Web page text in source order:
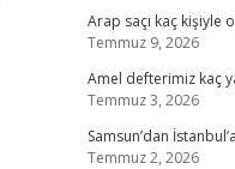
Arap saçı kaç kişiyle
Temmuz 9, 2026
Amel defterimiz kaç
Temmuz 3, 2026
Samsun’dan
Temmuz 2, 2026